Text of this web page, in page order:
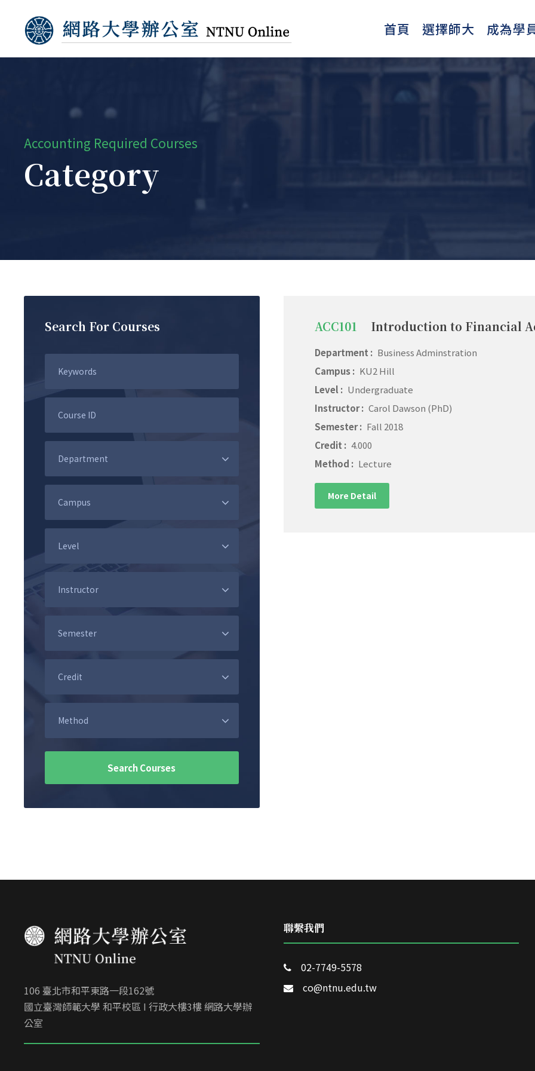
首頁 選擇師大 成為學
Accounting Required Courses
Category
ACC101 Introduction to Financial
Department : Business Adminstration
Campus : KU2 Hill
Level : Undergraduate
Instructor : Carol Dawson (PhD)
Semester : Fall 2018
Credit : 4.000
Method : Lecture
More Detail
Search For Courses
106 臺北市和平東路一段162號
國立臺灣師範大學 和平校區 I 行政大樓3樓 網路大學辦
公室
聯繫我們
02-7749-5578
co@ntnu.edu.tw